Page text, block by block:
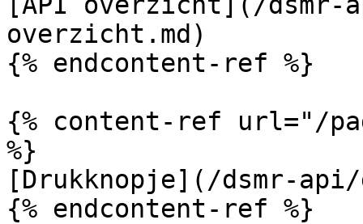
overzicht.md)
{% endcontent-ref %}
{% content-ref url="/
%}
[Drukknopje](/dsmr-api/
{% endcontent-ref %}